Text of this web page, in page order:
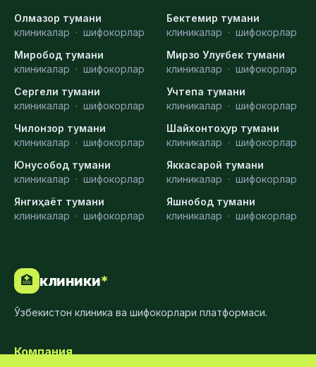
Олмазор тумани
клиникалар · шифокорлар
Бектемир тумани
клиникалар · шифокорлар
Миробод тумани
клиникалар · шифокорлар
Мирзо Улуғбек тумани
клиникалар · шифокорлар
Сергели тумани
клиникалар · шифокорлар
Учтепа тумани
клиникалар · шифокорлар
Чилонзор тумани
клиникалар · шифокорлар
Шайхонтоҳур тумани
клиникалар · шифокорлар
Юнусобод тумани
клиникалар · шифокорлар
Яккасарой тумани
клиникалар · шифокорлар
Янгиҳаёт тумани
клиникалар · шифокорлар
Яшнобод тумани
клиникалар · шифокорлар
🏥 клиники*
Ўзбекистон клиника ва шифокорлари платформаси.
Компания